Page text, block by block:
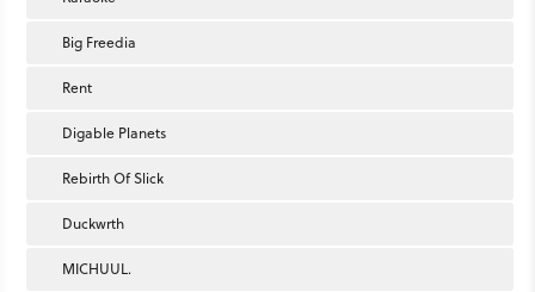
Big Freedia
Rent
Digable Planets
Rebirth Of Slick
Duckwrth
MICHUUL.